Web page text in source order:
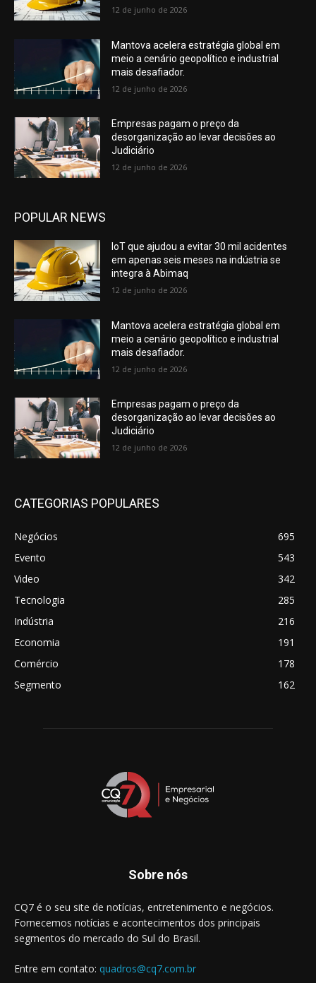
12 de junho de 2026
Mantova acelera estratégia global em
meio a cenário geopolítico e industrial
mais desafiador.
12 de junho de 2026
Empresas pagam o preço da
desorganização ao levar decisões ao
Judiciário
12 de junho de 2026
POPULAR NEWS
IoT que ajudou a evitar 30 mil acidentes
em apenas seis meses na indústria se
integra à Abimaq
12 de junho de 2026
Mantova acelera estratégia global em
meio a cenário geopolítico e industrial
mais desafiador.
12 de junho de 2026
Empresas pagam o preço da
desorganização ao levar decisões ao
Judiciário
12 de junho de 2026
CATEGORIAS POPULARES
Negócios
695
Evento
543
Video
342
Tecnologia
285
Indústria
216
Economia
191
Comércio
178
Segmento
162
Sobre nós
CQ7 é o seu site de notícias, entretenimento e negócios.
Fornecemos notícias e acontecimentos dos principais
segmentos do mercado do Sul do Brasil.
Entre em contato: quadros@cq7.com.br